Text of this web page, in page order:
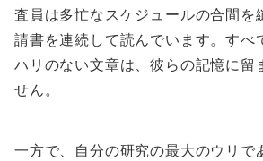
査員は多忙なスケジュールの合間を
請書を連続して読んでいます。すべ
ハリのない文章は、彼らの記憶に留
せん。
一方で、自分の研究の最大のウリで